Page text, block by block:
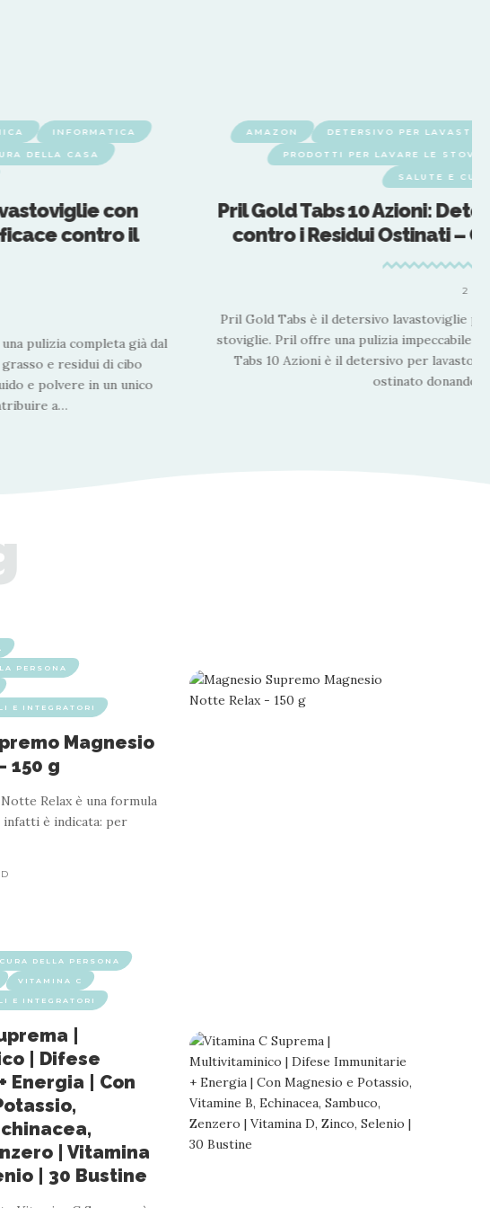
INFORMATICA
DELLA CASA
con
contro il
pulizia completa già dal
e residui di cibo
e polvere in un unico
a…
AMAZON DETERSIVO PER
PRODOTTI PER LAVARE LE
SALUTE E
Pril Gold Tabs 10 Azioni:
contro i Residui Ostinati –
2
Pril Gold Tabs è il detersivo lavastoviglie
stoviglie. Pril offre una pulizia impeccabile
Tabs 10 Azioni è il detersivo per
ostinato donando
PERSONA
E INTEGRATORI
Magnesio
150 g
Relax è una formula
infatti è indicata: per
DELLA PERSONA
VITAMINA C
E INTEGRATORI
|
| Difese
Energia | Con
| Vitamina
| 30 Bustine